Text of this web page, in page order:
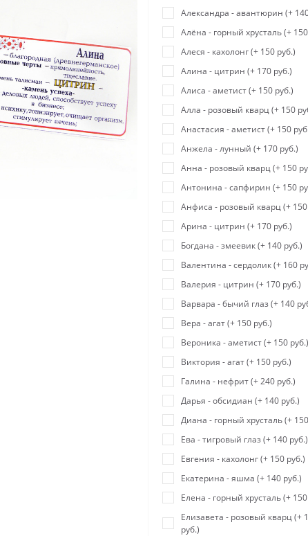
Александра - авантюрин (+
Алёна - горный хрусталь (+
Алеся - кахолонг (+ 150 руб.)
Алина - цитрин (+ 170 руб.)
Алиса - аметист (+ 150 руб.)
Алла - розовый кварц (+ 150
Анастасия - аметист (+ 150
Анжела - лунный (+ 170 руб.)
Анна - розовый кварц (+ 150
Антонина - сапфирин (+ 150
Анфиса - розовый кварц (+ 150
Арина - цитрин (+ 170 руб.)
Богдана - змеевик (+ 140 руб.)
Валентина - сердолик (+ 160
Валерия - цитрин (+ 170 руб.)
Варвара - бычий глаз (+ 140
Вера - агат (+ 150 руб.)
Вероника - аметист (+ 150 руб.)
Виктория - агат (+ 150 руб.)
Галина - нефрит (+ 240 руб.)
Дарья - обсидиан (+ 140 руб.)
Диана - горный хрусталь (+
Ева - тигровый глаз (+ 140 руб.)
Евгения - кахолонг (+ 150 руб.)
Екатерина - яшма (+ 140 руб.)
Елена - горный хрусталь (+
Елизавета - розовый кварц (+
руб.)